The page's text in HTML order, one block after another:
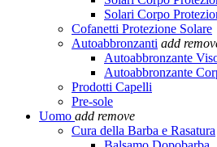
Solari Corpo
Cofanetti Protezione Solare
Autoabbronzanti add
Autoabbronzante
Autoabbronzante
Prodotti Capelli
Pre-sole
Uomo add remove
Cura della Barba e Rasatura